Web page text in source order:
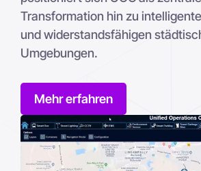
Transformation hin zu
und widerstandsfähigen
Umgebungen.
Mehr erfahren